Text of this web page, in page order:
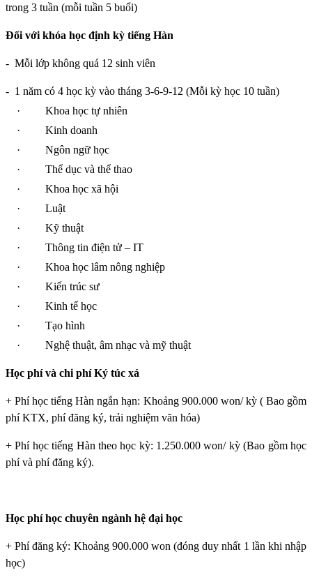
trong 3 tuần (mỗi tuần 5 buổi)
Đối với khóa học định kỳ tiếng Hàn
- Mỗi lớp không quá 12 sinh viên
- 1 năm có 4 học kỳ vào tháng 3-6-9-12 (Mỗi kỳ học 10 tuần)
·
Khoa học tự nhiên
·
Kinh doanh
·
Ngôn ngữ học
·
Thể dục và thể thao
·
Khoa học xã hội
·
Luật
·
Kỹ thuật
·
Thông tin điện tử – IT
·
Khoa học lâm nông nghiệp
·
Kiến trúc sư
·
Kinh tế học
·
Tạo hình
·
Nghệ thuật, âm nhạc và mỹ thuật
Học phí và chi phí Ký túc xá
+ Phí học tiếng Hàn ngắn hạn: Khoảng 900.000 won/ kỳ ( Bao gồm
phí KTX, phí đăng ký, trải nghiệm văn hóa)
+ Phí học tiếng Hàn theo học kỳ: 1.250.000 won/ kỳ (Bao gồm học
phí và phí đăng ký).
Học phí học chuyên ngành hệ đại học
+ Phí đăng ký: Khoảng 900.000 won (đóng duy nhất 1 lần khi nhập
học)